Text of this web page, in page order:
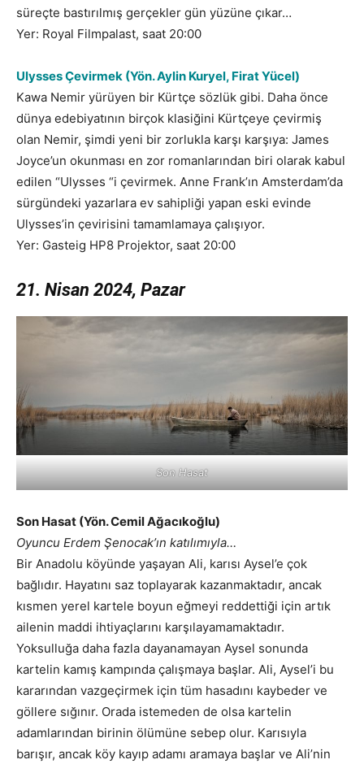
süreçte bastırılmış gerçekler gün yüzüne çıkar…
Yer: Royal Filmpalast, saat 20:00
Ulysses Çevirmek (Yön. Aylin Kuryel, Firat Yücel)
Kawa Nemir yürüyen bir Kürtçe sözlük gibi. Daha önce
dünya edebiyatının birçok klasiğini Kürtçeye çevirmiş
olan Nemir, şimdi yeni bir zorlukla karşı karşıya: James
Joyce’un okunması en zor romanlarından biri olarak kabul
edilen “Ulysses “i çevirmek. Anne Frank’ın Amsterdam’da
sürgündeki yazarlara ev sahipliği yapan eski evinde
Ulysses’in çevirisini tamamlamaya çalışıyor.
Yer: Gasteig HP8 Projektor, saat 20:00
21. Nisan 2024, Pazar
Son Hasat
Son Hasat (Yön. Cemil Ağacıkoğlu)
Oyuncu Erdem Şenocak’ın katılımıyla…
Bir Anadolu köyünde yaşayan Ali, karısı Aysel’e çok
bağlıdır. Hayatını saz toplayarak kazanmaktadır, ancak
kısmen yerel kartele boyun eğmeyi reddettiği için artık
ailenin maddi ihtiyaçlarını karşılayamamaktadır.
Yoksulluğa daha fazla dayanamayan Aysel sonunda
kartelin kamış kampında çalışmaya başlar. Ali, Aysel’i bu
kararından vazgeçirmek için tüm hasadını kaybeder ve
göllere sığınır. Orada istemeden de olsa kartelin
adamlarından birinin ölümüne sebep olur. Karısıyla
barışır, ancak köy kayıp adamı aramaya başlar ve Ali’nin